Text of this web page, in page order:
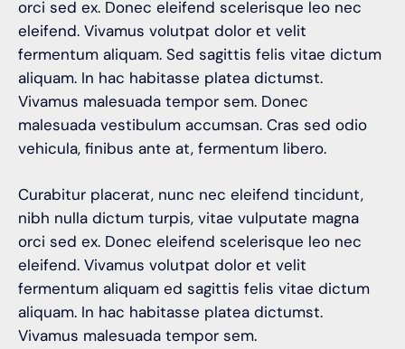
orci sed ex. Donec eleifend scelerisque leo nec
eleifend. Vivamus volutpat dolor et velit
fermentum aliquam. Sed sagittis felis vitae dictum
aliquam. In hac habitasse platea dictumst.
Vivamus malesuada tempor sem. Donec
malesuada vestibulum accumsan. Cras sed odio
vehicula, finibus ante at, fermentum libero.
Curabitur placerat, nunc nec eleifend tincidunt,
nibh nulla dictum turpis, vitae vulputate magna
orci sed ex. Donec eleifend scelerisque leo nec
eleifend. Vivamus volutpat dolor et velit
fermentum aliquam ed sagittis felis vitae dictum
aliquam. In hac habitasse platea dictumst.
Vivamus malesuada tempor sem.